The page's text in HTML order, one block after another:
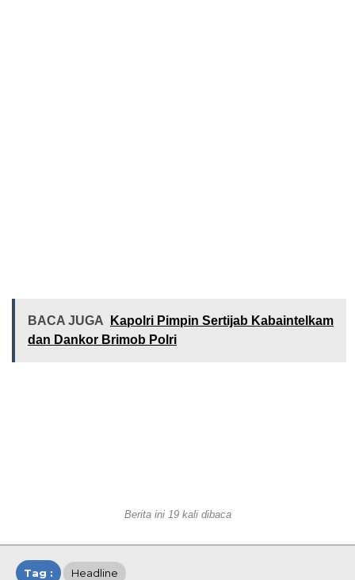
BACA JUGA
Kapolri Pimpin Sertijab Kabaintelkam
dan Dankor Brimob Polri
Berita ini 19 kali dibaca
Tag : Headline